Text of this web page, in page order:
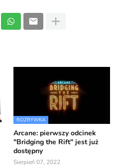
ROZRYWKA
Arcane: pierwszy odcinek
"Bridging the Rift" jest już
dostępny
Sierpień 07, 2022